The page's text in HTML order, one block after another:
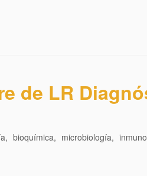
de LR
bioquímica, microbiología,